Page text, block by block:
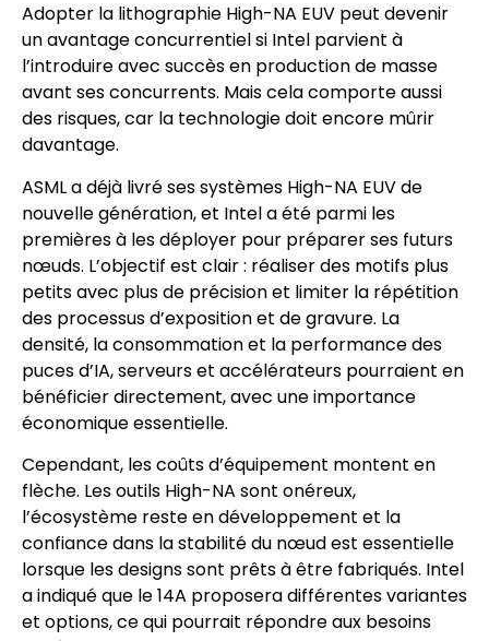
Adopter la lithographie High-NA EUV peut devenir
un avantage concurrentiel si Intel parvient à
l’introduire avec succès en production de masse
avant ses concurrents. Mais cela comporte aussi
des risques, car la technologie doit encore mûrir
davantage.
ASML a déjà livré ses systèmes High-NA EUV de
nouvelle génération, et Intel a été parmi les
premières à les déployer pour préparer ses futurs
nœuds. L’objectif est clair : réaliser des motifs plus
petits avec plus de précision et limiter la répétition
des processus d’exposition et de gravure. La
densité, la consommation et la performance des
puces d’IA, serveurs et accélérateurs pourraient en
bénéficier directement, avec une importance
économique essentielle.
Cependant, les coûts d’équipement montent en
flèche. Les outils High-NA sont onéreux,
l’écosystème reste en développement et la
confiance dans la stabilité du nœud est essentielle
lorsque les designs sont prêts à être fabriqués. Intel
a indiqué que le 14A proposera différentes variantes
et options, ce qui pourrait répondre aux besoins